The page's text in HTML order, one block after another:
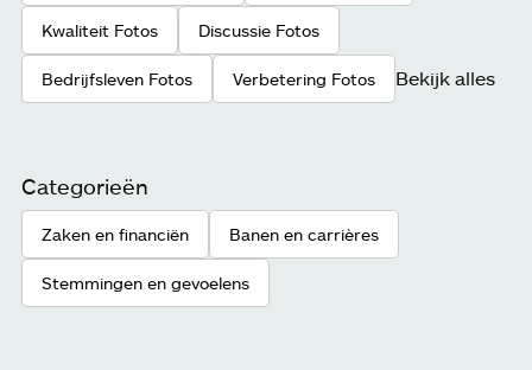
Kwaliteit Fotos Discussie Fotos
Bedrijfsleven Fotos Verbetering Fotos Bekijk alles
Categorieën
Zaken en financiën Banen en carrières
Stemmingen en gevoelens